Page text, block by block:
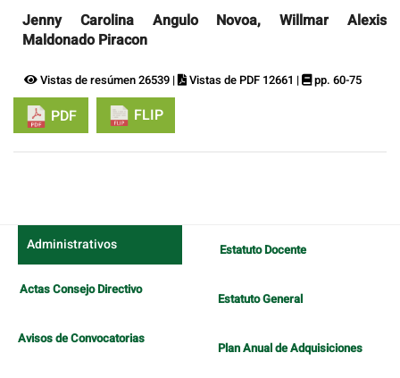
Jenny Carolina Angulo Novoa, Willmar Alexis
Maldonado Piracon
Vistas de resúmen 26539 | Vistas de PDF 12661 | pp. 60-75
PDF FLIP
Administrativos
Actas Consejo Directivo
Avisos de Convocatorias
Estatuto Docente
Estatuto General
Plan Anual de Adquisiciones